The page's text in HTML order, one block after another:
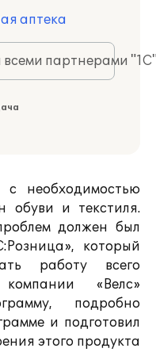
аптека
партнерами
необходимостью
обуви и текстиля.
должен был
который
работу всего
«Велс»
подробно
и подготовил
этого продукта